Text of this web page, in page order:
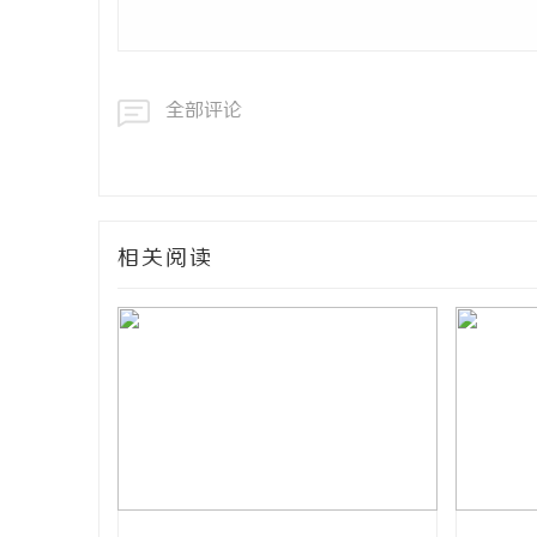
全部评论
相关阅读